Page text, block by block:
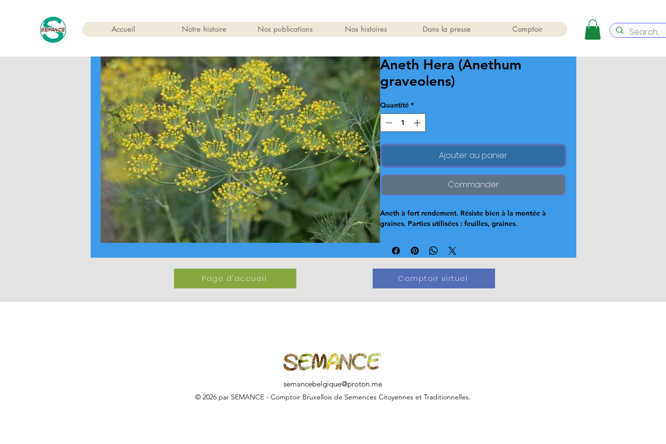
Accueil Notre histoire Nos publications Nos histoires Dans la presse Comptoir
Aneth Hera (Anethum
graveolens)
Quantité *
Ajouter au panier
Commander
Aneth à fort rendement. Résiste bien à la montée à
graines. Parties utilisées : feuilles, graines.
Page d'accueil Comptoir virtuel
semancebelgique@proton.me
© 2026 par SEMANCE - Comptoir Bruxellois de Semences Citoyennes et Traditionnelles.